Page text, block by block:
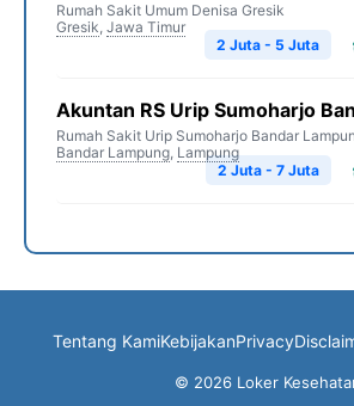
Rumah Sakit Umum Denisa Gresik
Gresik, Jawa Timur
2 Juta - 5 Juta
Akuntan RS Urip Sumoharjo
Rumah Sakit Urip Sumoharjo Bandar
Bandar Lampung, Lampung
2 Juta - 7 Juta
Tentang KamiKebijakanPrivacy
© 2026 Loker